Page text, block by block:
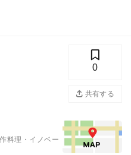
0
共有する
料理・イノベー